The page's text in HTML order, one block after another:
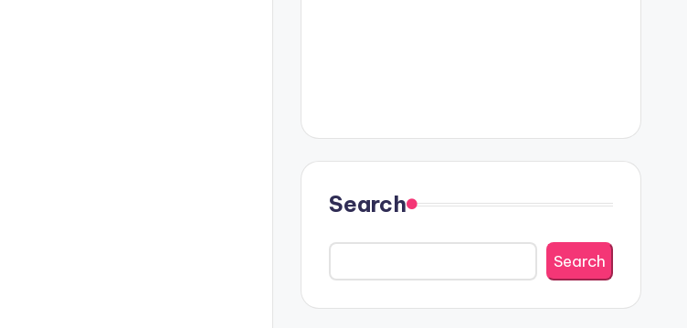
Search
Search